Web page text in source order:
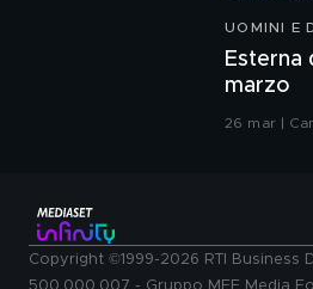
UOMINI E
Esterna
marzo
26 mar |
Copyright ©1999-2026 RTI Business